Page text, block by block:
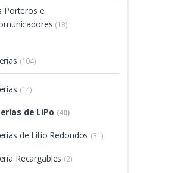
Porteros e
(18)
(104)
(14)
de LiPo (40)
de Litio Redondos (31)
Recargables (2)